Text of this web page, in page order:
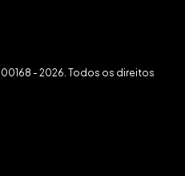
- 2026. Todos os direitos